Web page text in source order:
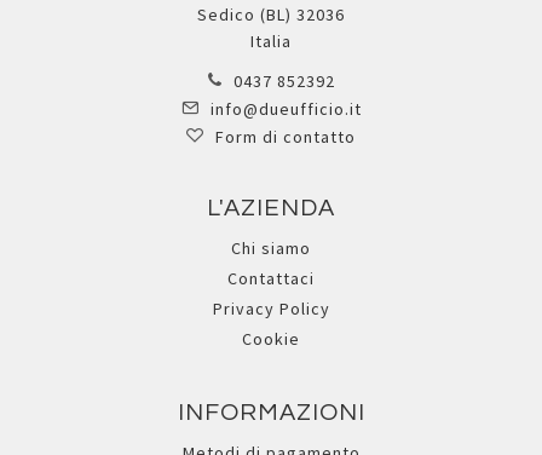
Sedico (BL) 32036
Italia
0437 852392
info@dueufficio.it
Form di contatto
L'AZIENDA
Chi siamo
Contattaci
Privacy Policy
Cookie
INFORMAZIONI